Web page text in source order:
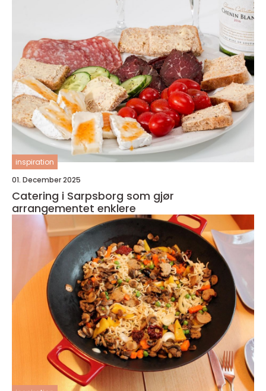
inspiration
01. December 2025
Catering i Sarpsborg som gjør
arrangementet enklere